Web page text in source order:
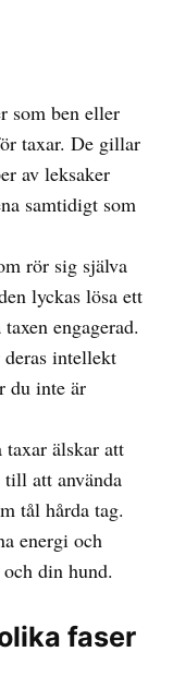
som ben eller
taxar. De gillar
av leksaker
samtidigt som
rör sig själva
lyckas lösa ett
engagerad.
intellekt
du inte är
taxar älskar att
till att använda
tål hårda tag.
energi och
din hund.
faser